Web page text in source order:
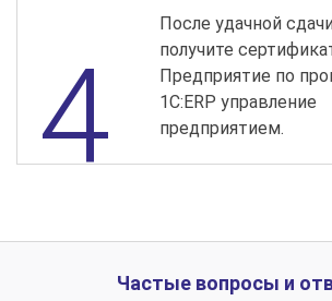
После удачной
получите
Предприятие по
1С:ERP управление
предприятием.
Частые вопросы и